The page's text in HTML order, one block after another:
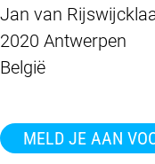
Jan van
2020 Antwerpen
België
MELD JE AAN